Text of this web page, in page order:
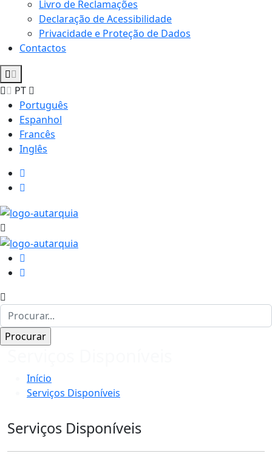
Livro de Reclamações
Declaração de Acessibilidade
Privacidade e Proteção de Dados
Contactos
PT
Português
Espanhol
Francês
Inglês
Início
Serviços Disponíveis
Serviços Disponíveis